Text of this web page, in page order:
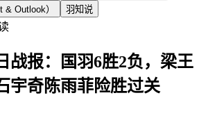
Outlook）
羽知说
战报：国羽6胜2负，梁王
宇奇陈雨菲险胜过关